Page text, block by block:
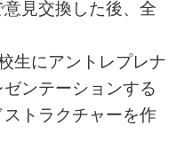
見交換した後、全
生にアントレプレナ
ンテーションする
トラクチャーを作